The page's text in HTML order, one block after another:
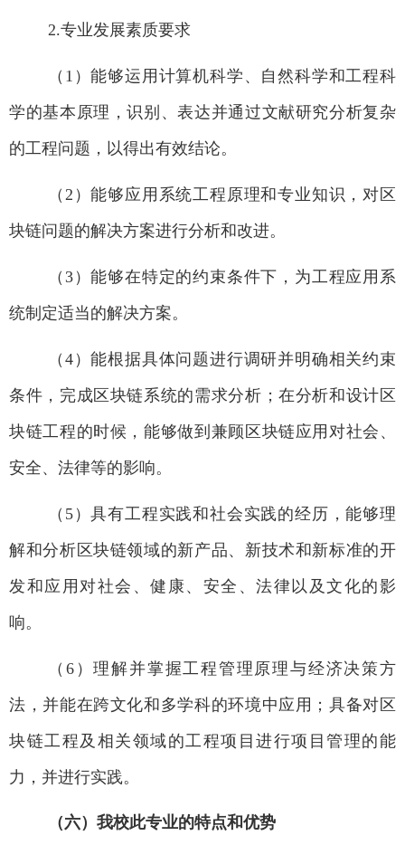
2.专业发展素质要求
（ 1 ）能够运用计算机科学、自然科学和工程科
学的基本原理，识别、表达并通过文献研究分析复杂
的工程问题，以得出有效结论。
（ 2 ）能够应用系统工程原理和专业知识，对区
块链问题的解决方案进行分析和改进。
（ 3）能够在特定的约束条件下，为工程应用系
统制定适当的解决方案。
（ 4）能根据具体问题进行调研并明确相关约束
条件，完成区块链系统的需求分析；在分析和设计区
块链工程的时候，能够做到兼顾区块链应用对社会、
安全、法律等的影响。
（ 5）具有工程实践和社会实践的经历，能够理
解和分析区块链领域的新产品、新技术和新标准的开
发和应用对社会、健康、安全、法律以及文化的影
响。
（ 6）理解并掌握工程管理原理与经济决策方
法，并能在跨文化和多学科的环境中应用；具备对区
块链工程及相关领域的工程项目进行项目管理的能
力，并进行实践。
（六）我校此专业的特点和优势